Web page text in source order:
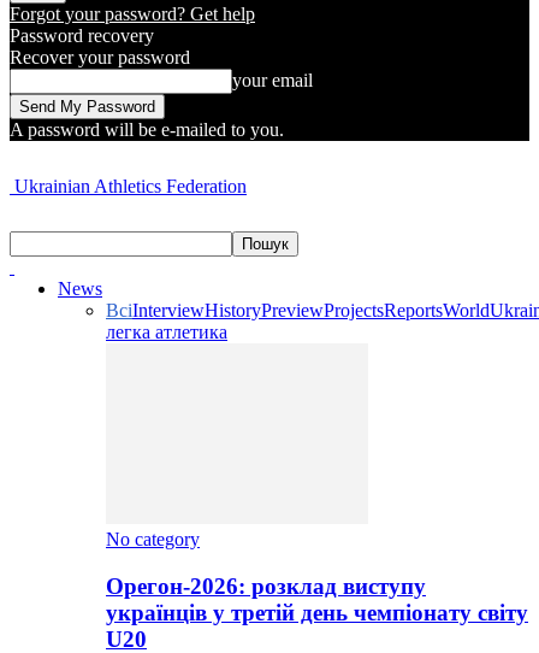
Forgot your password? Get help
Password recovery
Recover your password
your email
A password will be e-mailed to you.
Ukrainian Athletics Federation
News
ВсіInterviewHistoryPreviewProjectsReportsWorld
легка атлетика
No category
Орегон-2026: розклад виступу
українців у третій день чемпіонату світу
U20